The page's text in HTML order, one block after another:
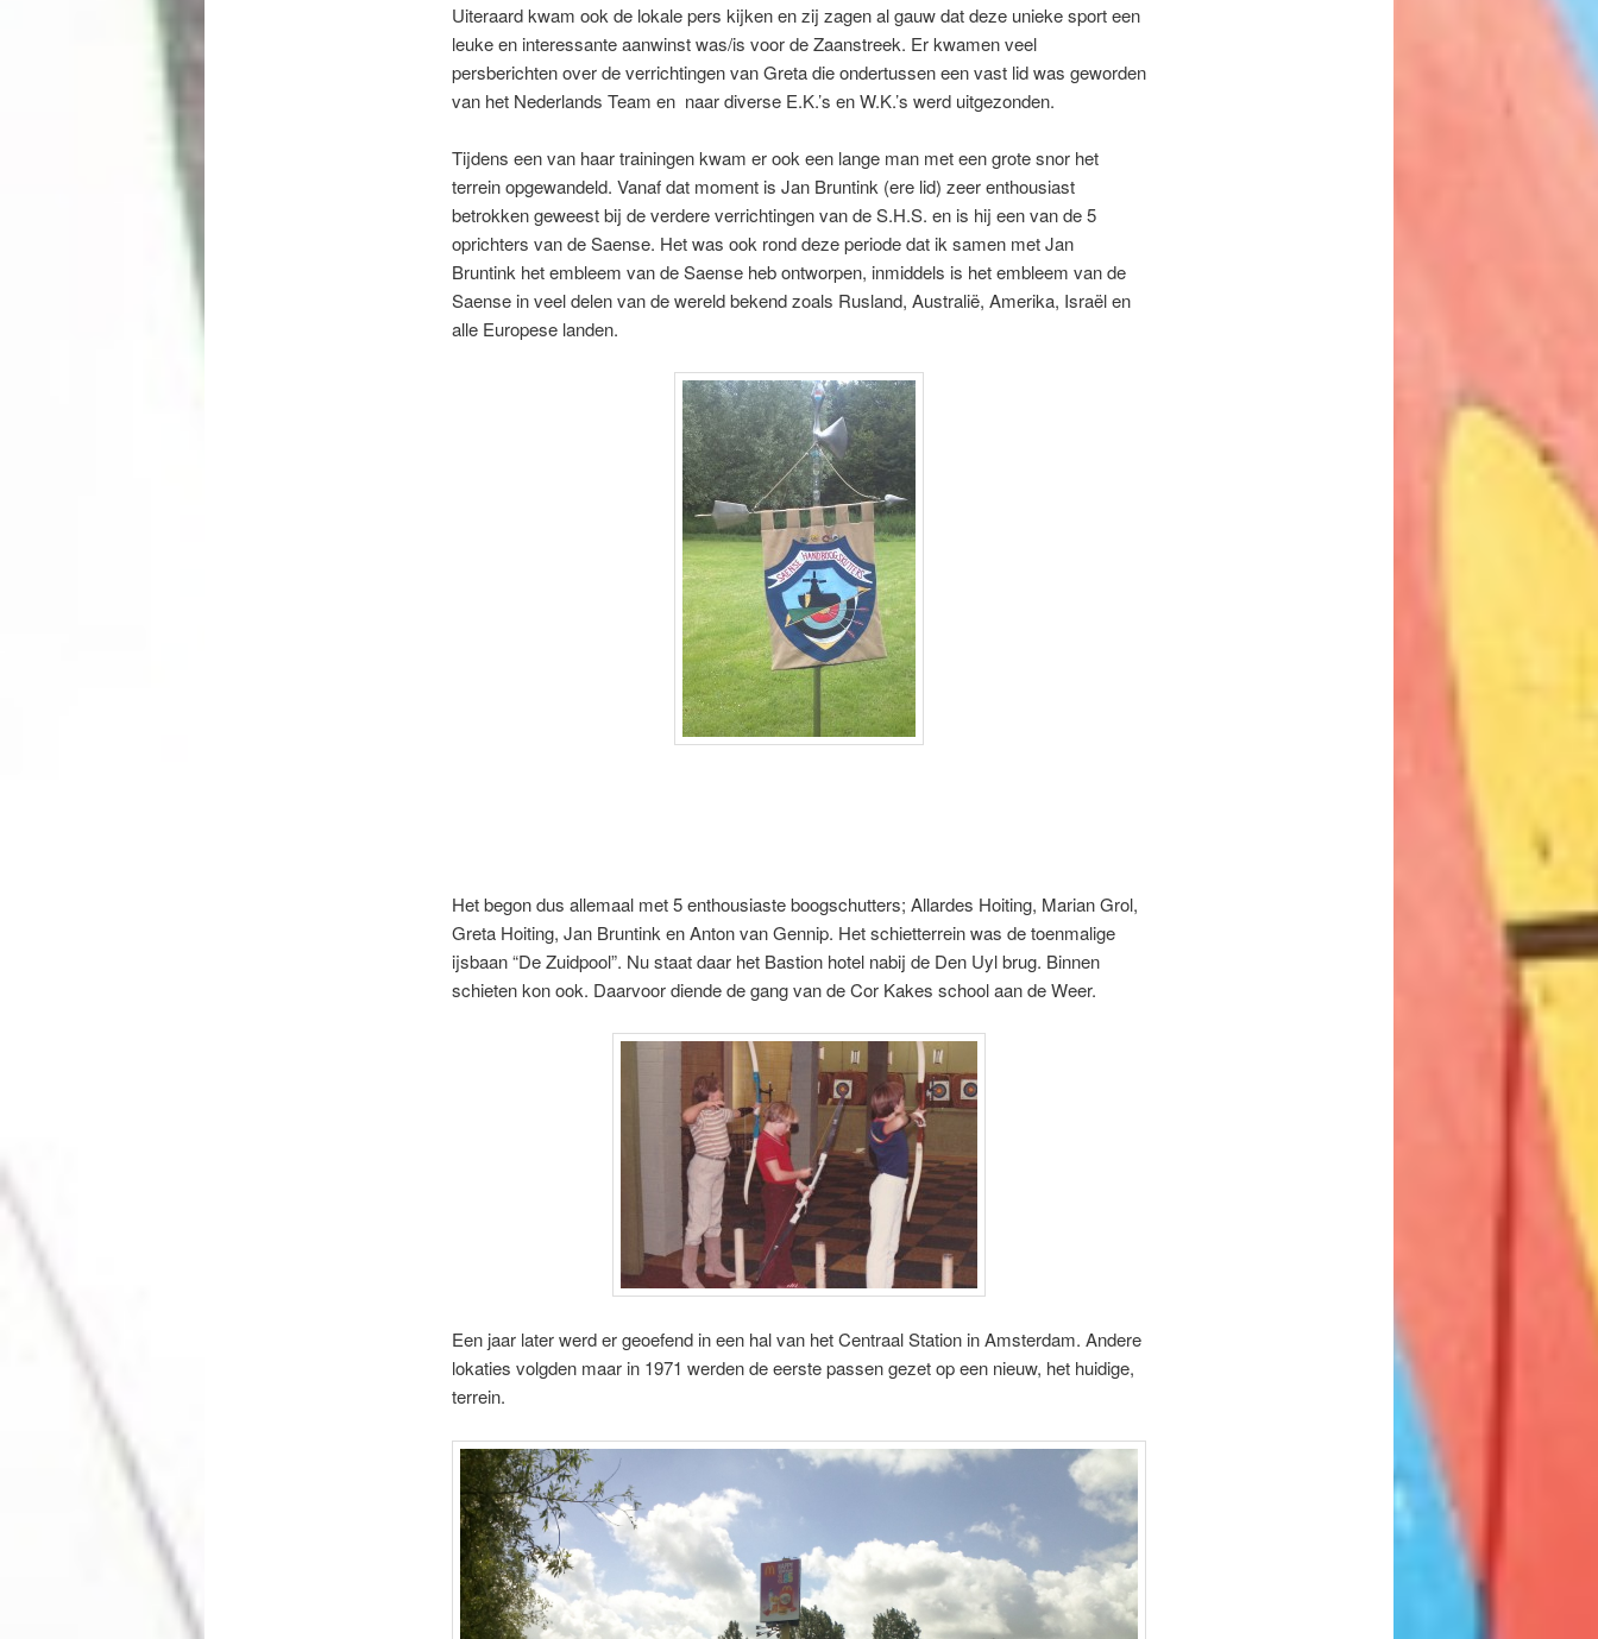
Uiteraard kwam ook de lokale pers kijken en zij zagen al gauw dat deze unieke sport een
leuke en interessante aanwinst was/is voor de Zaanstreek. Er kwamen veel
persberichten over de verrichtingen van Greta die ondertussen een vast lid was geworden
van het Nederlands Team en naar diverse E.K.’s en W.K.’s werd uitgezonden.
Tijdens een van haar trainingen kwam er ook een lange man met een grote snor het
terrein opgewandeld. Vanaf dat moment is Jan Bruntink (ere lid) zeer enthousiast
betrokken geweest bij de verdere verrichtingen van de S.H.S. en is hij een van de 5
oprichters van de Saense. Het was ook rond deze periode dat ik samen met Jan
Bruntink het embleem van de Saense heb ontworpen, inmiddels is het embleem van de
Saense in veel delen van de wereld bekend zoals Rusland, Australië, Amerika, Israël en
alle Europese landen.
Het begon dus allemaal met 5 enthousiaste boogschutters; Allardes Hoiting, Marian Grol,
Greta Hoiting, Jan Bruntink en Anton van Gennip. Het schietterrein was de toenmalige
ijsbaan “De Zuidpool”. Nu staat daar het Bastion hotel nabij de Den Uyl brug. Binnen
schieten kon ook. Daarvoor diende de gang van de Cor Kakes school aan de Weer.
Een jaar later werd er geoefend in een hal van het Centraal Station in Amsterdam. Andere
lokaties volgden maar in 1971 werden de eerste passen gezet op een nieuw, het huidige,
terrein.